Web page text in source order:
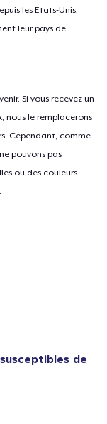
les États-Unis,
leur pays de
Si vous recevez un
nous le remplacerons
Cependant, comme
pouvons pas
ou des couleurs
de